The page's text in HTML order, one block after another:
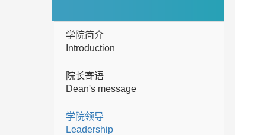
学院简介
Introduction
院长寄语
Dean's message
学院领导
Leadership